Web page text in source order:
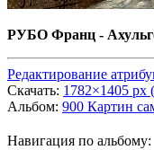
РУБО Франц -
Редактирование
Скачать: 1782×1405 px (
Альбом: 900 Картин
Навигация по альбому: